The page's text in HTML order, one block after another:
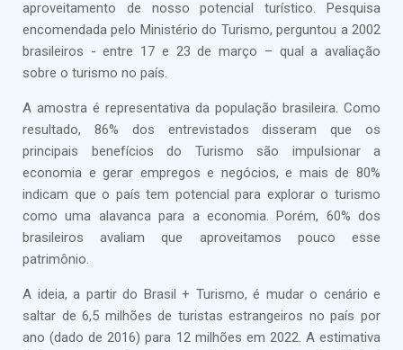
aproveitamento de nosso potencial turístico. Pesquisa
encomendada pelo Ministério do Turismo, perguntou a 2002
brasileiros - entre 17 e 23 de março – qual a avaliação
sobre o turismo no país.
A amostra é representativa da população brasileira. Como
resultado, 86% dos entrevistados disseram que os
principais benefícios do Turismo são impulsionar a
economia e gerar empregos e negócios, e mais de 80%
indicam que o país tem potencial para explorar o turismo
como uma alavanca para a economia. Porém, 60% dos
brasileiros avaliam que aproveitamos pouco esse
patrimônio.
A ideia, a partir do Brasil + Turismo, é mudar o cenário e
saltar de 6,5 milhões de turistas estrangeiros no país por
ano (dado de 2016) para 12 milhões em 2022. A estimativa